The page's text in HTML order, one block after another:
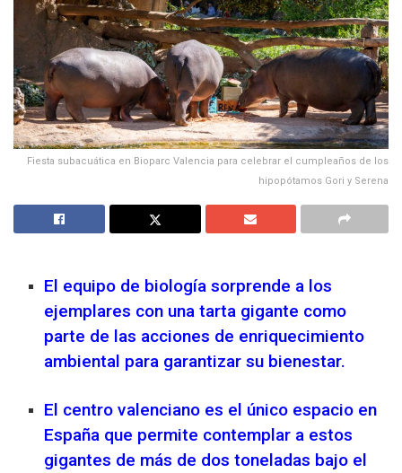
Fiesta subacuática en Bioparc Valencia para celebrar el cumpleaños de los
hipopótamos Gori y Serena
El equipo de biología sorprende a los
ejemplares con una tarta gigante como
parte de las acciones de enriquecimiento
ambiental para garantizar su bienestar.
El centro valenciano es el único espacio en
España que permite contemplar a estos
gigantes de más de dos toneladas bajo el